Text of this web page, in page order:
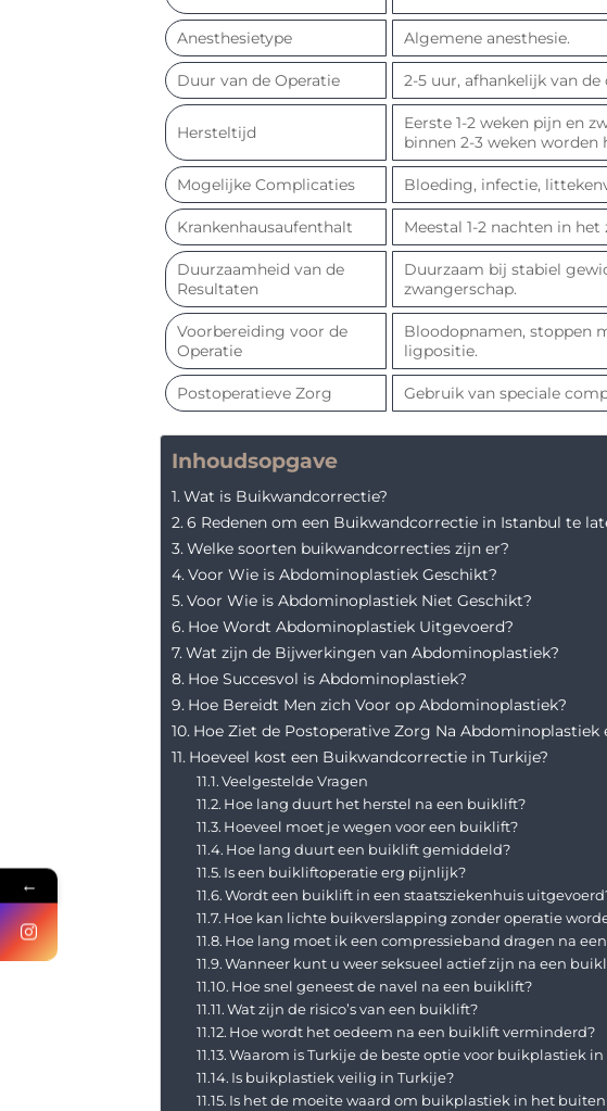
Anesthesietype Algemene anesthesie.
Duur van de Operatie 2-5 uur, afhankelijk van
Hersteltijd
Eerste 1-2 weken pijn en
binnen 2-3 weken worden
Mogelijke Complicaties Bloeding, infectie,
Krankenhausaufenthalt Meestal 1-2 nachten in
Duurzaamheid van de
Resultaten
Duurzaam bij stabiel
zwangerschap.
Voorbereiding voor de
Operatie
Bloodopnamen, stoppen
ligpositie.
Postoperatieve Zorg Gebruik van speciale
Inhoudsopgave
Wat is Buikwandcorrectie?
6 Redenen om een Buikwandcorrectie in Istanbul te
Welke soorten buikwandcorrecties zijn er?
Voor Wie is Abdominoplastiek Geschikt?
Voor Wie is Abdominoplastiek Niet Geschikt?
Hoe Wordt Abdominoplastiek Uitgevoerd?
Wat zijn de Bijwerkingen van Abdominoplastiek?
Hoe Succesvol is Abdominoplastiek?
Hoe Bereidt Men zich Voor op Abdominoplastiek?
Hoe Ziet de Postoperative Zorg Na Abdominoplastiek
Hoeveel kost een Buikwandcorrectie in Turkije?
Veelgestelde Vragen
Hoe lang duurt het herstel na een buiklift?
Hoeveel moet je wegen voor een buiklift?
Hoe lang duurt een buiklift gemiddeld?
Is een buikliftoperatie erg pijnlijk?
Wordt een buiklift in een staatsziekenhuis
Hoe kan lichte buikverslapping zonder operatie
Hoe lang moet ik een compressieband dragen na
Wanneer kunt u weer seksueel actief zijn na een
Hoe snel geneest de navel na een buiklift?
Wat zijn de risico’s van een buiklift?
Hoe wordt het oedeem na een buiklift verminderd?
Waarom is Turkije de beste optie voor buikplastiek
Is buikplastiek veilig in Turkije?
Is het de moeite waard om buikplastiek in het
←